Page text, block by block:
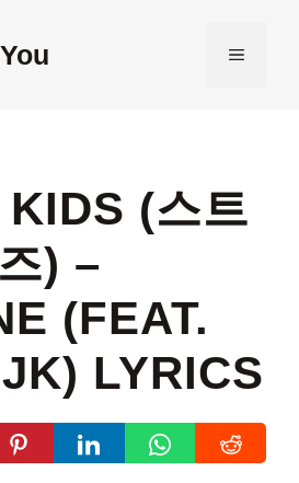
MENU
(스트
) –
(FEAT.
LYRICS